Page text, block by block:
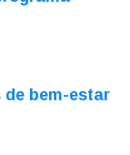
bem-estar